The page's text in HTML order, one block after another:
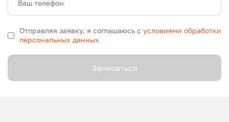
Ваш телефон
Отправляя заявку, я соглашаюсь с условиями обработки
персональных данных
Записаться